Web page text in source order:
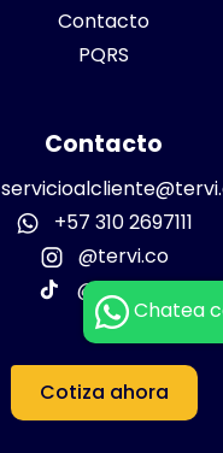
Contacto
PQRS
Contacto
+57 310 2697111
@tervi.co
@tervi.co
Cotiza ahora
Chatea